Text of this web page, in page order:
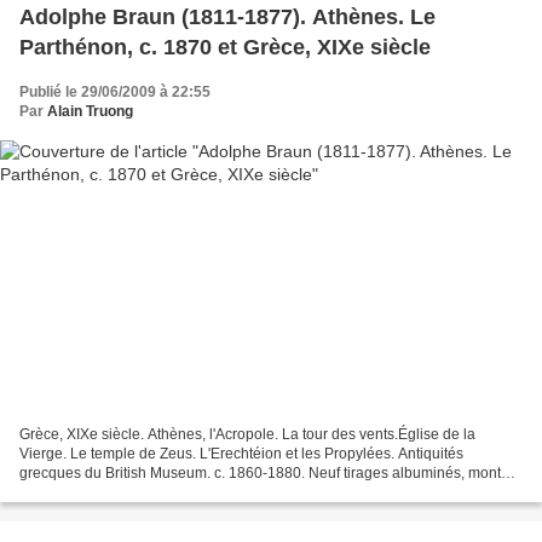
Adolphe Braun (1811-1877). Athènes. Le
Parthénon, c. 1870 et Grèce, XIXe siècle
Publié le 29/06/2009 à 22:55
Par Alain Truong
Grèce, XIXe siècle. Athènes, l'Acropole. La tour des vents.Église de la
Vierge. Le temple de Zeus. L'Erechtéion et les Propylées. Antiquités
grecques du British Museum. c. 1860-1880. Neuf tirages albuminés, montés